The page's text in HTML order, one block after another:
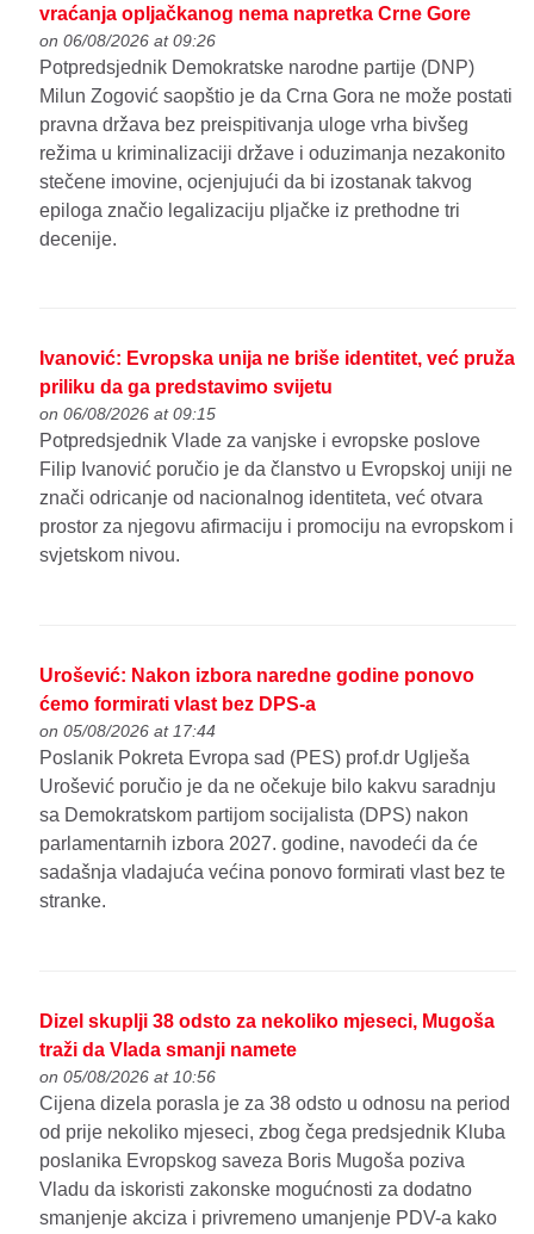
vraćanja opljačkanog nema napretka Crne Gore
on 06/08/2026 at 09:26
Potpredsjednik Demokratske narodne partije (DNP)
Milun Zogović saopštio je da Crna Gora ne može postati
pravna država bez preispitivanja uloge vrha bivšeg
režima u kriminalizaciji države i oduzimanja nezakonito
stečene imovine, ocjenjujući da bi izostanak takvog
epiloga značio legalizaciju pljačke iz prethodne tri
decenije.
Ivanović: Evropska unija ne briše identitet, već pruža
priliku da ga predstavimo svijetu
on 06/08/2026 at 09:15
Potpredsjednik Vlade za vanjske i evropske poslove
Filip Ivanović poručio je da članstvo u Evropskoj uniji ne
znači odricanje od nacionalnog identiteta, već otvara
prostor za njegovu afirmaciju i promociju na evropskom i
svjetskom nivou.
Urošević: Nakon izbora naredne godine ponovo
ćemo formirati vlast bez DPS-a
on 05/08/2026 at 17:44
Poslanik Pokreta Evropa sad (PES) prof.dr Uglješa
Urošević poručio je da ne očekuje bilo kakvu saradnju
sa Demokratskom partijom socijalista (DPS) nakon
parlamentarnih izbora 2027. godine, navodeći da će
sadašnja vladajuća većina ponovo formirati vlast bez te
stranke.
Dizel skuplji 38 odsto za nekoliko mjeseci, Mugoša
traži da Vlada smanji namete
on 05/08/2026 at 10:56
Cijena dizela porasla je za 38 odsto u odnosu na period
od prije nekoliko mjeseci, zbog čega predsjednik Kluba
poslanika Evropskog saveza Boris Mugoša poziva
Vladu da iskoristi zakonske mogućnosti za dodatno
smanjenje akciza i privremeno umanjenje PDV-a kako